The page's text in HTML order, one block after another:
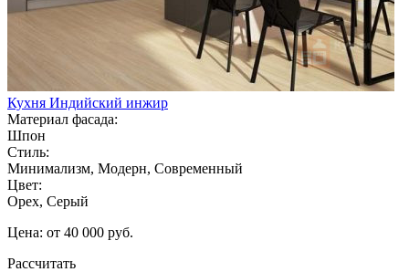
Кухня Индийский инжир
Материал фасада:
Шпон
Стиль:
Минимализм, Модерн, Современный
Цвет:
Орех, Серый
Цена: от 40 000 руб.
Рассчитать